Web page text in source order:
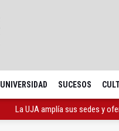
UNIVERSIDAD SUCESOS
El PSOE insta a la Junta a